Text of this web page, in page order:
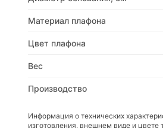
Материал плафона
Цвет плафона
Вес
Производство
Информация о технических
изготовления, внешнем виде и цвете